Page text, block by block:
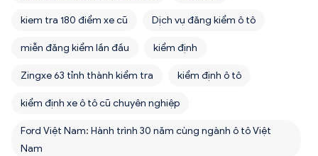
kiem tra 180 điểm xe cũ Dịch vụ đăng kiểm ô tô
miễn đăng kiểm lần đầu kiểm định
Zingxe 63 tỉnh thành kiểm tra kiểm định ô tô
kiểm định xe ô tô cũ chuyên nghiệp
Ford Việt Nam: Hành trình 30 năm cùng ngành ô tô Việt
Nam